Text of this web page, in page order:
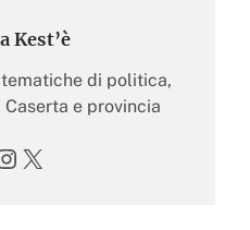
Kest’è
di politica,
e provincia
X